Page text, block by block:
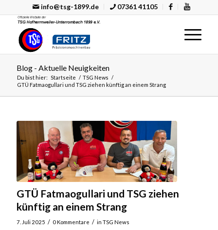
info@tsg-1899.de 07361 41105
Blog - Aktuelle Neuigkeiten
Du bist hier: Startseite / TSG News /
GTÜ Fatmaogullari und TSG ziehen künftig an einem Strang
GTÜ Fatmaogullari und TSG ziehen
künftig an einem Strang
7. Juli 2025 / 0 Kommentare / in TSG News